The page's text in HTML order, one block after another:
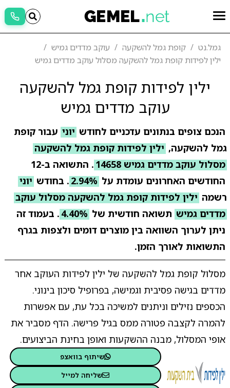
גמל.נט קופת גמל להשקעה
עוקב מדדים גמיש
ילין לפידות קופת גמל להשקעה מסלול עוקב מדדים גמיש
ילין לפידות קופת גמל להשקעה
עוקב מדדים גמיש
הנכם צופים בנתונים עדכניים לחודש יוני עבור קופת
גמל להשקעה, ילין לפידות קופת גמל להשקעה
מסלול עוקב מדדים גמיש 14658
. התשואה ב-12
החודשים האחרונים עומדת על 2.94% . בחודש יוני
רשמה ילין לפידות קופת גמל להשקעה מסלול עוקב
מדדים גמיש תשואה חודשית של 4.40% . בעמוד זה
ניתן לערוך השוואה בין מוצרים דומים ולצפות בגרף
התשואות לאורך הזמן.
מסלול קופת גמל להשקעה של ילין לפידות העוקב אחר
מדדים בגישה פסיבית וגמישה, בפרופיל סיכון בינוני.
הכספים נזילים וניתנים למשיכה בכל עת, עם אפשרות
להמרה לקצבה פטורה ממס בגיל פרישה. הדף מסביר את
אופי המסלול, מבנה ההשקעות ואופן בחינת הביצועים.
שיתוף בוואצפ
שליחה למייל